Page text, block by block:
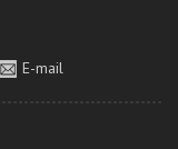
E-mail